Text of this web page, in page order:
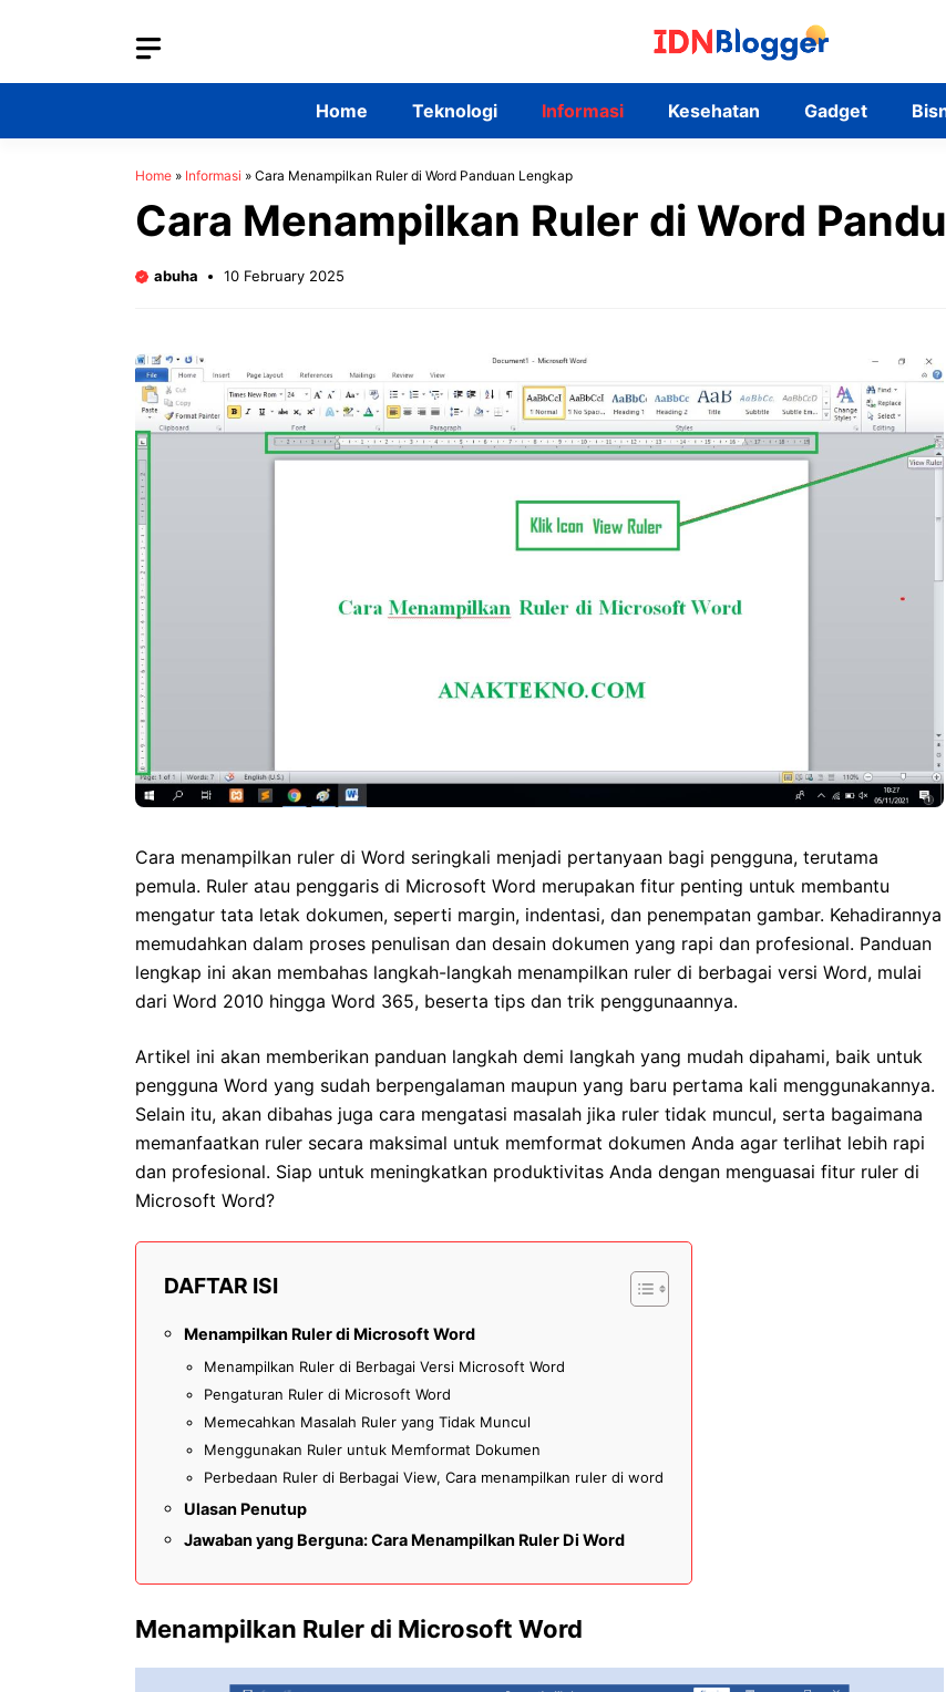
Home Teknologi Informasi Kesehatan Gadget
Home » Informasi » Cara Menampilkan Ruler di Word Panduan Lengkap
Cara Menampilkan Ruler di Word
abuha 10 February 2025
Cara menampilkan ruler di Word seringkali menjadi pertanyaan bagi pengguna, terutama
pemula. Ruler atau penggaris di Microsoft Word merupakan fitur penting untuk membantu
mengatur tata letak dokumen, seperti margin, indentasi, dan penempatan gambar. Kehadirannya
memudahkan dalam proses penulisan dan desain dokumen yang rapi dan profesional. Panduan
lengkap ini akan membahas langkah-langkah menampilkan ruler di berbagai versi Word, mulai
dari Word 2010 hingga Word 365, beserta tips dan trik penggunaannya.
Artikel ini akan memberikan panduan langkah demi langkah yang mudah dipahami, baik untuk
pengguna Word yang sudah berpengalaman maupun yang baru pertama kali menggunakannya.
Selain itu, akan dibahas juga cara mengatasi masalah jika ruler tidak muncul, serta bagaimana
memanfaatkan ruler secara maksimal untuk memformat dokumen Anda agar terlihat lebih rapi
dan profesional. Siap untuk meningkatkan produktivitas Anda dengan menguasai fitur ruler di
Microsoft Word?
DAFTAR ISI
Menampilkan Ruler di Microsoft Word
Menampilkan Ruler di Berbagai Versi Microsoft Word
Pengaturan Ruler di Microsoft Word
Memecahkan Masalah Ruler yang Tidak Muncul
Menggunakan Ruler untuk Memformat Dokumen
Perbedaan Ruler di Berbagai View, Cara menampilkan ruler di word
Ulasan Penutup
Jawaban yang Berguna: Cara Menampilkan Ruler Di Word
Menampilkan Ruler di Microsoft Word